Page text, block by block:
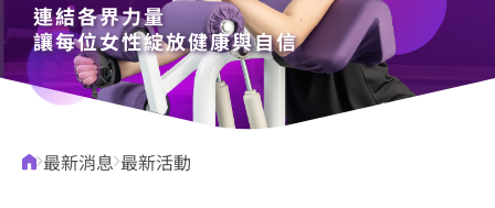
最新消息
文章專欄
自有品牌
連結各界力量
讓每位女性綻放健康與自信
最新消息 最新活動